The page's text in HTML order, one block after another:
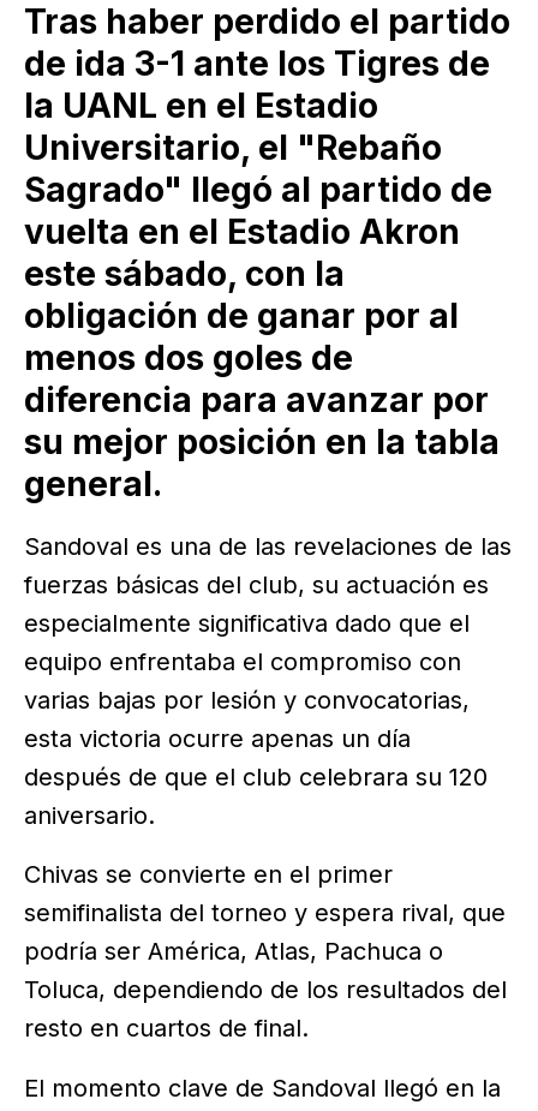
Tras haber perdido el partido
de ida 3-1 ante los Tigres de
la UANL en el Estadio
Universitario, el "Rebaño
Sagrado" llegó al partido de
vuelta en el Estadio Akron
este sábado, con la
obligación de ganar por al
menos dos goles de
diferencia para avanzar por
su mejor posición en la tabla
general.
Sandoval es una de las revelaciones de las
fuerzas básicas del club, su actuación es
especialmente significativa dado que el
equipo enfrentaba el compromiso con
varias bajas por lesión y convocatorias,
esta victoria ocurre apenas un día
después de que el club celebrara su 120
aniversario.
Chivas se convierte en el primer
semifinalista del torneo y espera rival, que
podría ser América, Atlas, Pachuca o
Toluca, dependiendo de los resultados del
resto en cuartos de final.
El momento clave de Sandoval llegó en la